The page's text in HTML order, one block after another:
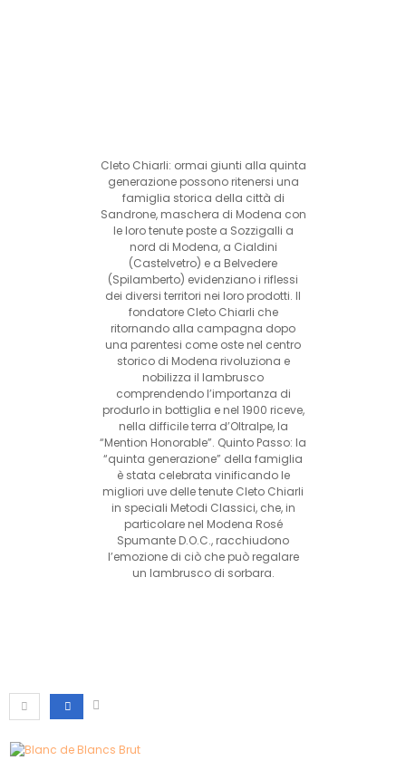
Cleto Chiarli: ormai giunti alla quinta
generazione possono ritenersi una
famiglia storica della città di
Sandrone, maschera di Modena con
le loro tenute poste a Sozzigalli a
nord di Modena, a Cialdini
(Castelvetro) e a Belvedere
(Spilamberto) evidenziano i riflessi
dei diversi territori nei loro prodotti. Il
fondatore Cleto Chiarli che
ritornando alla campagna dopo
una parentesi come oste nel centro
storico di Modena rivoluziona e
nobilizza il lambrusco
comprendendo l’importanza di
produrlo in bottiglia e nel 1900 riceve,
nella difficile terra d’Oltralpe, la
“Mention Honorable”. Quinto Passo: la
“quinta generazione” della famiglia
è stata celebrata vinificando le
migliori uve delle tenute Cleto Chiarli
in speciali Metodi Classici, che, in
particolare nel Modena Rosé
Spumante D.O.C., racchiudono
l’emozione di ciò che può regalare
un lambrusco di sorbara.